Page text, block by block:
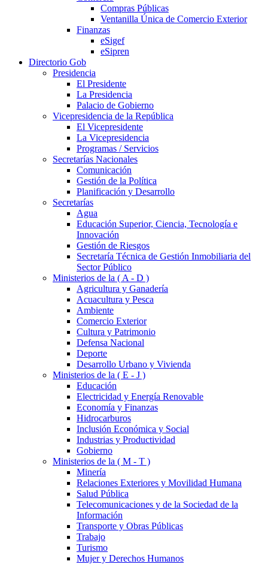
Compras Públicas
Ventanilla Única de Comercio Exterior
Finanzas
eSigef
eSipren
Directorio Gob
Presidencia
El Presidente
La Presidencia
Palacio de Gobierno
Vicepresidencia de la República
El Vicepresidente
La Vicepresidencia
Programas / Servicios
Secretarías Nacionales
Comunicación
Gestión de la Política
Planificación y Desarrollo
Secretarías
Agua
Educación Superior, Ciencia, Tecnología e
Innovación
Gestión de Riesgos
Secretaría Técnica de Gestión Inmobiliaria del
Sector Público
Ministerios de la ( A - D )
Agricultura y Ganadería
Acuacultura y Pesca
Ambiente
Comercio Exterior
Cultura y Patrimonio
Defensa Nacional
Deporte
Desarrollo Urbano y Vivienda
Ministerios de la ( E - J )
Educación
Electricidad y Energía Renovable
Economía y Finanzas
Hidrocarburos
Inclusión Económica y Social
Industrias y Productividad
Gobierno
Ministerios de la ( M - T )
Minería
Relaciones Exteriores y Movilidad Humana
Salud Pública
Telecomunicaciones y de la Sociedad de la
Información
Transporte y Obras Públicas
Trabajo
Turismo
Mujer y Derechos Humanos